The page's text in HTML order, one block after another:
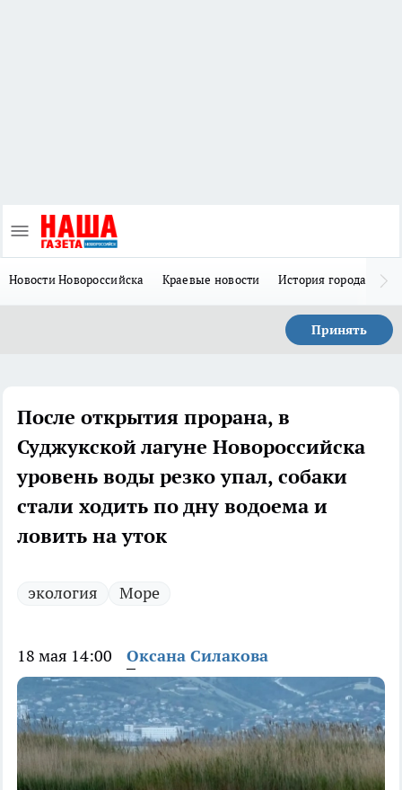
Новости Новороссийска Краевые новости История города Н
Принять
После открытия прорана, в
Суджукской лагуне Новороссийска
уровень воды резко упал, собаки
стали ходить по дну водоема и
ловить на уток
экология Море
18 мая 14:00 Оксана Силакова